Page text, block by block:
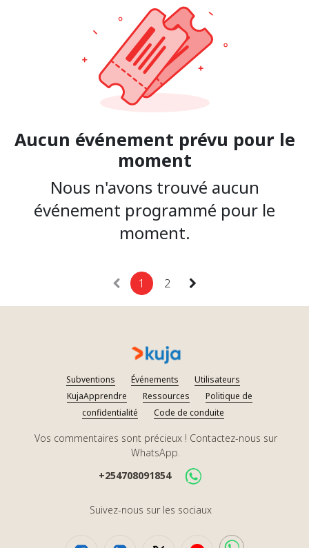
Aucun événement prévu pour le
moment
Nous n'avons trouvé aucun
événement programmé pour le
moment.
1 2
Subventions Événements
Utilisateurs
KujaApprendre
Ressources
Politique de
confidentialité
Code de conduite
Vos commentaires sont précieux ! Contactez-nous sur
WhatsApp.
+254708091854
Suivez-nous sur les sociaux